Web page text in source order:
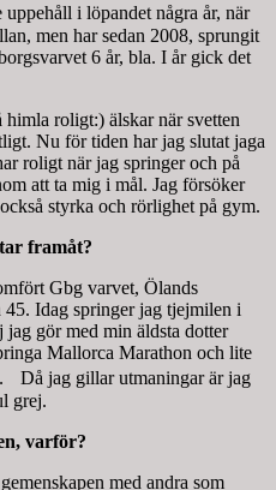
i löpandet några år, när
men har sedan 2008, sprungit
6 år, bla. I år gick det
roligt:) älskar när svetten
Nu för tiden har jag slutat jaga
roligt när jag springer och på
att ta mig i mål. Jag försöker
styrka och rörlighet på gym.
framåt?
Gbg varvet, Ölands
Idag springer jag tjejmilen i
gör med min äldsta dotter
Mallorca Marathon och lite
Då jag gillar utmaningar är jag
grej.
varför?
med andra som